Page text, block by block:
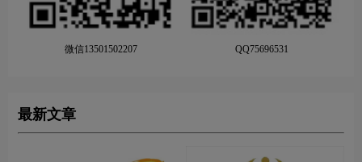
微信13501502207 QQ75696531
最新文章